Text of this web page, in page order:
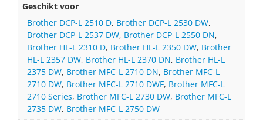
Geschikt voor
Brother DCP-L 2510 D, Brother DCP-L 2530 DW,
Brother DCP-L 2537 DW, Brother DCP-L 2550 DN,
Brother HL-L 2310 D, Brother HL-L 2350 DW, Brother
HL-L 2357 DW, Brother HL-L 2370 DN, Brother HL-L
2375 DW, Brother MFC-L 2710 DN, Brother MFC-L
2710 DW, Brother MFC-L 2710 DWF, Brother MFC-L
2710 Series, Brother MFC-L 2730 DW, Brother MFC-L
2735 DW, Brother MFC-L 2750 DW